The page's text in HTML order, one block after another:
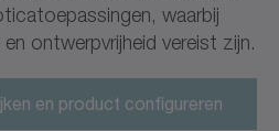
waarbij
ontwerpvrijheid vereist zijn.
en product configureren